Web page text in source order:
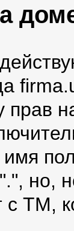
прав
но,
с ТМ,